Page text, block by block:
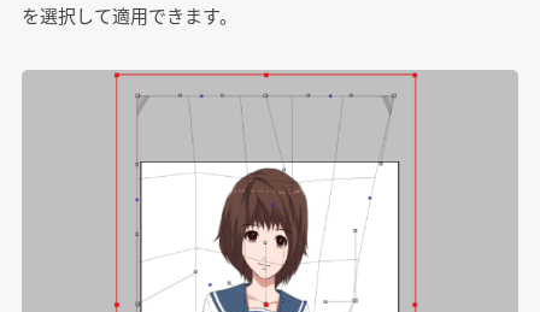
を選択して適用できます。